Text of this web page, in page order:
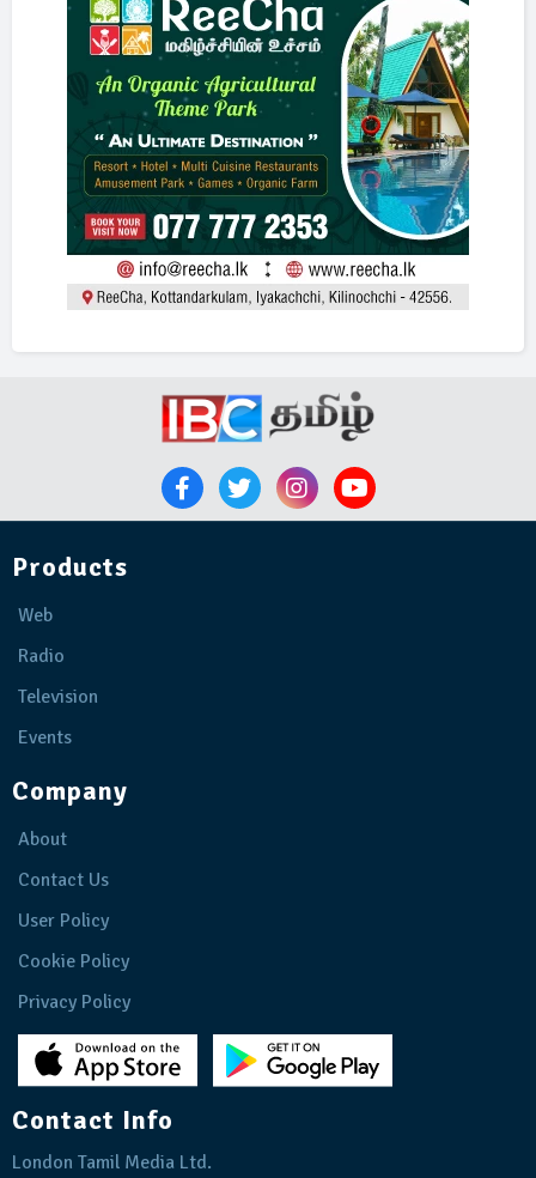
Products
Web
Radio
Television
Events
Company
About
Contact Us
User Policy
Cookie Policy
Privacy Policy
Contact Info
London Tamil Media Ltd.